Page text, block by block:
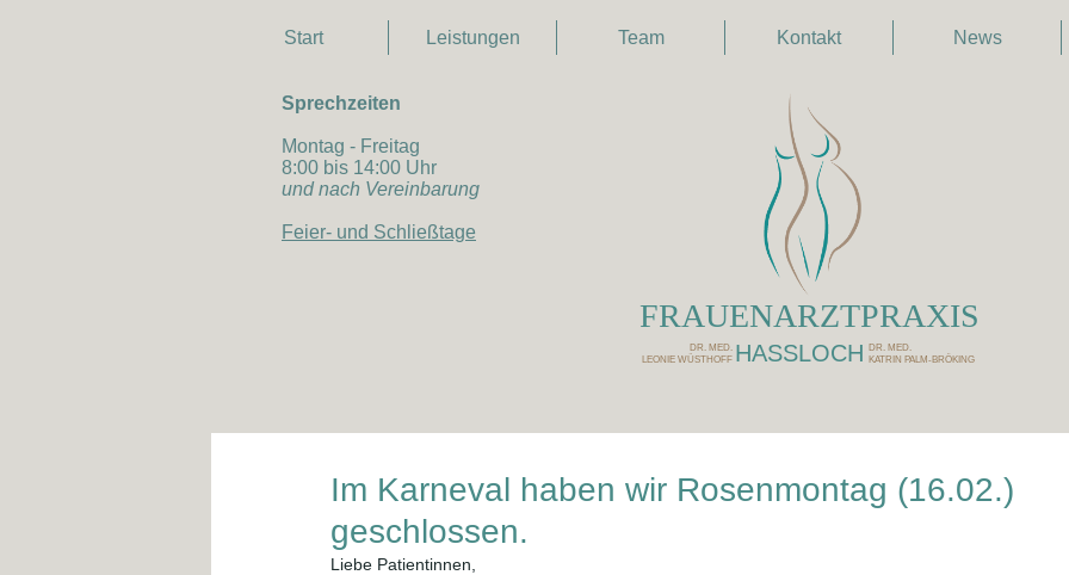
Start Leistungen Team Kontakt News
Sprechzeiten
Montag - Freitag
8:00 bis 14:00 Uhr
und nach Vereinbarung
Feier- und Schließtage
FRAUENARZTPRAXIS
DR. MED.
LEONIE WÜSTHOFF HASSLOCH
DR. MED.
KATRIN PALM-BRÖKING
Im Karneval haben wir Rosenmontag (16.02.)
geschlossen.
Liebe Patientinnen,